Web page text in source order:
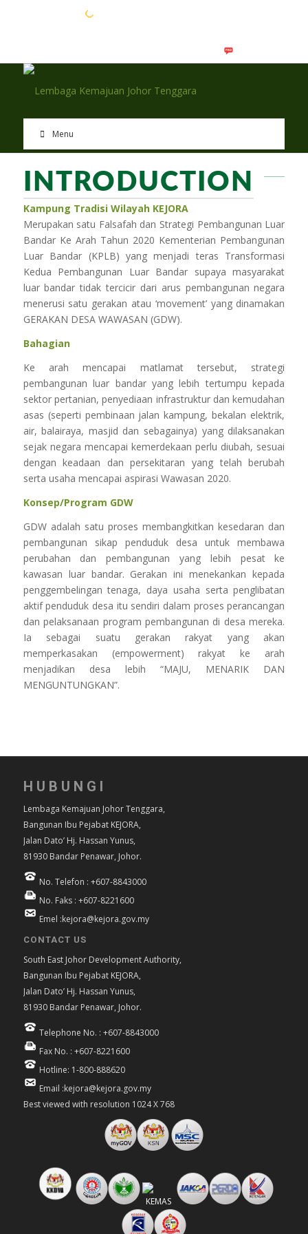
Menu
INTRODUCTION
Kampung Tradisi Wilayah KEJORA
Merupakan satu Falsafah dan Strategi Pembangunan Luar
Bandar Ke Arah Tahun 2020 Kementerian Pembangunan
Luar Bandar (KPLB) yang menjadi teras Transformasi
Kedua Pembangunan Luar Bandar supaya masyarakat
luar bandar tidak tercicir dari arus pembangunan negara
menerusi satu gerakan atau ‘movement’ yang dinamakan
GERAKAN DESA WAWASAN (GDW).
Bahagian
Ke arah mencapai matlamat tersebut, strategi
pembangunan luar bandar yang lebih tertumpu kepada
sektor pertanian, penyediaan infrastruktur dan kemudahan
asas (seperti pembinaan jalan kampung, bekalan elektrik,
air, balairaya, masjid dan sebagainya) yang dilaksanakan
sejak negara mencapai kemerdekaan perlu diubah, sesuai
dengan keadaan dan persekitaran yang telah berubah
serta usaha mencapai aspirasi Wawasan 2020.
Konsep/Program GDW
GDW adalah satu proses membangkitkan kesedaran dan
pembangunan sikap penduduk desa untuk membawa
perubahan dan pembangunan yang lebih pesat ke
kawasan luar bandar. Gerakan ini menekankan kepada
penggembelingan tenaga, daya usaha serta penglibatan
aktif penduduk desa itu sendiri dalam proses perancangan
dan pelaksanaan program pembangunan di desa mereka.
Ia sebagai suatu gerakan rakyat yang akan
memperkasakan (empowerment) rakyat ke arah
menjadikan desa lebih “MAJU, MENARIK DAN
MENGUNTUNGKAN”.
HUBUNGI
Lembaga Kemajuan Johor Tenggara,
Bangunan Ibu Pejabat KEJORA,
Jalan Dato’ Hj. Hassan Yunus,
81930 Bandar Penawar, Johor.
No. Telefon : +607-8843000
No. Faks : +607-8221600
Emel :kejora@kejora.gov.my
CONTACT US
South East Johor Development Authority,
Bangunan Ibu Pejabat KEJORA,
Jalan Dato’ Hj. Hassan Yunus,
81930 Bandar Penawar, Johor.
Telephone No. : +607-8843000
Fax No. : +607-8221600
Hotline: 1-800-888620
Email :kejora@kejora.gov.my
Best viewed with resolution 1024 X 768